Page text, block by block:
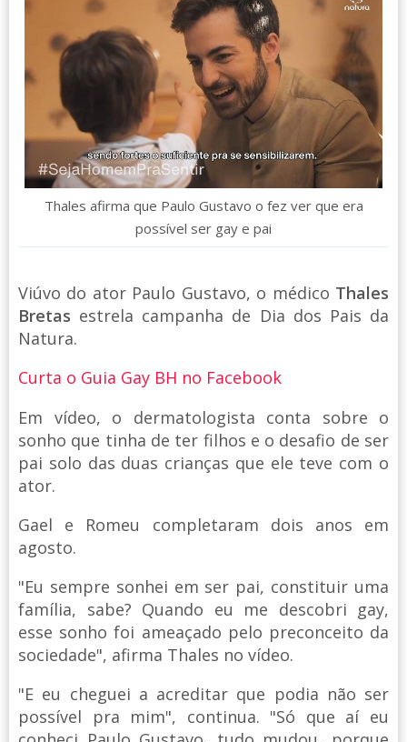
Thales afirma que Paulo Gustavo o fez ver que era
possível ser gay e pai
Viúvo do ator Paulo Gustavo, o médico Thales
Bretas estrela campanha de Dia dos Pais da
Natura.
Curta o Guia Gay BH no Facebook
Em vídeo, o dermatologista conta sobre o
sonho que tinha de ter filhos e o desafio de ser
pai solo das duas crianças que ele teve com o
ator.
Gael e Romeu completaram dois anos em
agosto.
"Eu sempre sonhei em ser pai, constituir uma
família, sabe? Quando eu me descobri gay,
esse sonho foi ameaçado pelo preconceito da
sociedade", afirma Thales no vídeo.
"E eu cheguei a acreditar que podia não ser
possível pra mim", continua. "Só que aí eu